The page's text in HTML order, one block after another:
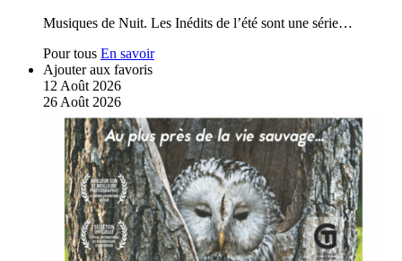
Musiques de Nuit. Les Inédits de l’été sont une série…
Pour tous En savoir
Ajouter aux favoris
12 Août 2026
26 Août 2026